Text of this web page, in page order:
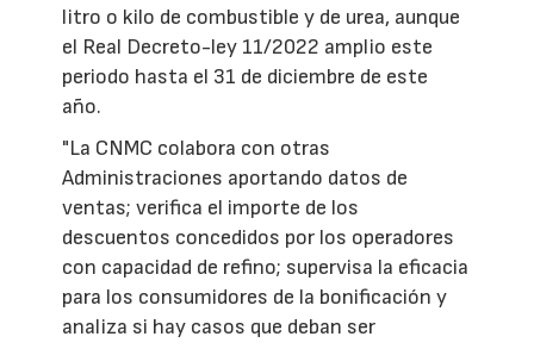
litro o kilo de combustible y de urea, aunque
el Real Decreto-ley 11/2022 amplio este
periodo hasta el 31 de diciembre de este
año.
"La CNMC colabora con otras
Administraciones aportando datos de
ventas; verifica el importe de los
descuentos concedidos por los operadores
con capacidad de refino; supervisa la eficacia
para los consumidores de la bonificación y
analiza si hay casos que deban ser